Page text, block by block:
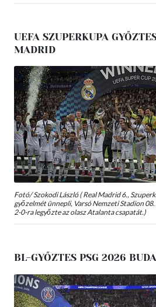
UEFA SZUPERKUPA
MADRID
Fotó/ Szokodi László ( Real Madrid 6.,
győzelmét ünnepli, Varsó Nemzeti Stadion
2-0-ra legyőzte az olasz Atalanta csapatát.)
BL-GYŐZTES PSG 2026